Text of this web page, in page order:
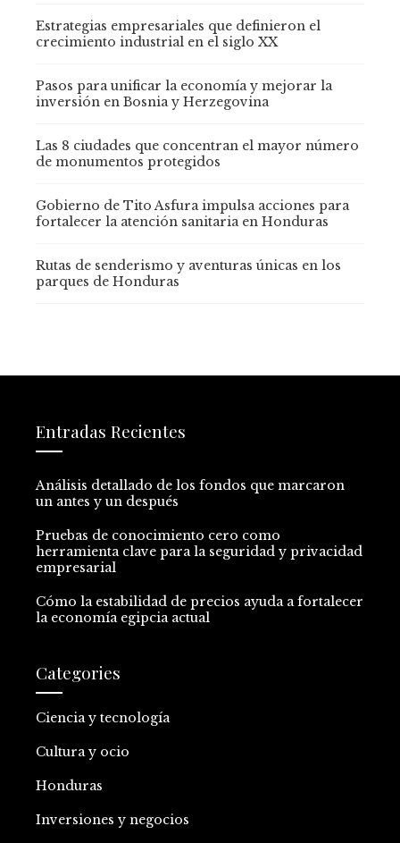
Estrategias empresariales que definieron el
crecimiento industrial en el siglo XX
Pasos para unificar la economía y mejorar la
inversión en Bosnia y Herzegovina
Las 8 ciudades que concentran el mayor número
de monumentos protegidos
Gobierno de Tito Asfura impulsa acciones para
fortalecer la atención sanitaria en Honduras
Rutas de senderismo y aventuras únicas en los
parques de Honduras
Entradas Recientes
Análisis detallado de los fondos que marcaron
un antes y un después
Pruebas de conocimiento cero como
herramienta clave para la seguridad y privacidad
empresarial
Cómo la estabilidad de precios ayuda a fortalecer
la economía egipcia actual
Categories
Ciencia y tecnología
Cultura y ocio
Honduras
Inversiones y negocios